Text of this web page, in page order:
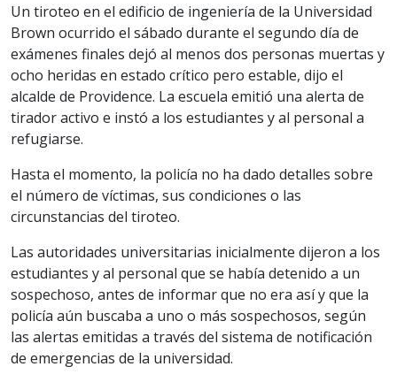
Un tiroteo en el edificio de ingeniería de la Universidad
Brown ocurrido el sábado durante el segundo día de
exámenes finales dejó al menos dos personas muertas y
ocho heridas en estado crítico pero estable, dijo el
alcalde de Providence. La escuela emitió una alerta de
tirador activo e instó a los estudiantes y al personal a
refugiarse.
Hasta el momento, la policía no ha dado detalles sobre
el número de víctimas, sus condiciones o las
circunstancias del tiroteo.
Las autoridades universitarias inicialmente dijeron a los
estudiantes y al personal que se había detenido a un
sospechoso, antes de informar que no era así y que la
policía aún buscaba a uno o más sospechosos, según
las alertas emitidas a través del sistema de notificación
de emergencias de la universidad.